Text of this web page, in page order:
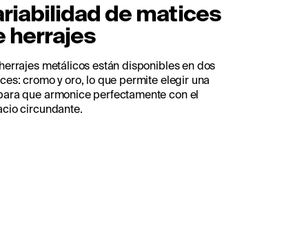
de matices
herrajes
metálicos están disponibles en dos
cromo y oro, lo que permite elegir una
que armonice perfectamente con el
circundante.